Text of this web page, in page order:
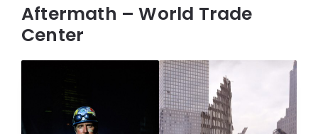
Aftermath – World Trade
Center